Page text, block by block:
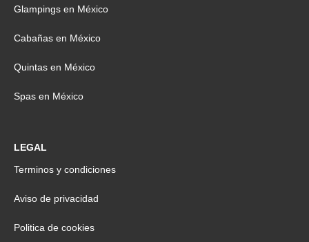
Glampings en México
Cabañas en México
Quintas en México
Spas en México
LEGAL
Terminos y condiciones
Aviso de privacidad
Politica de cookies